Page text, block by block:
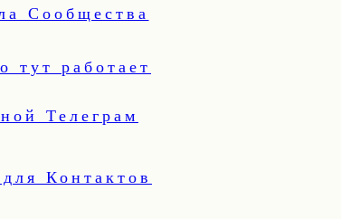
Сообщества
тут работает
Телеграм
Контактов